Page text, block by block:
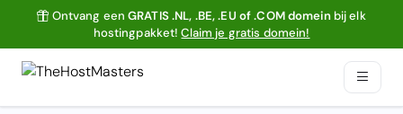
Ontvang eenGRATIS .NL, .BE, .EU of .COM domeinbij elk
hostingpakket!Claim je gratis domein!